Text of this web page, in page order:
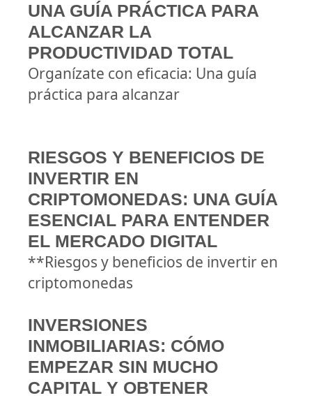
UNA GUÍA PRÁCTICA PARA
ALCANZAR LA
PRODUCTIVIDAD TOTAL
Organízate con eficacia: Una guía
práctica para alcanzar
RIESGOS Y BENEFICIOS DE
INVERTIR EN
CRIPTOMONEDAS: UNA GUÍA
ESENCIAL PARA ENTENDER
EL MERCADO DIGITAL
**Riesgos y beneficios de invertir en
criptomonedas
INVERSIONES
INMOBILIARIAS: CÓMO
EMPEZAR SIN MUCHO
CAPITAL Y OBTENER